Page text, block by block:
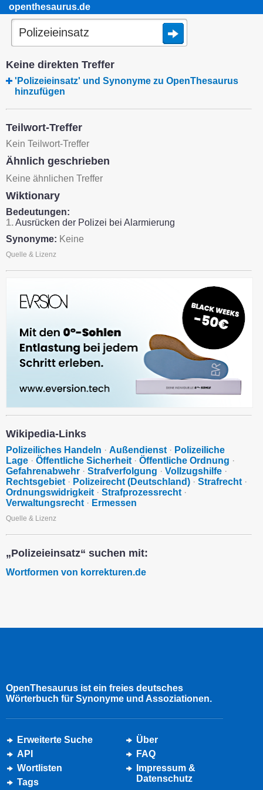
openthesaurus.de
Keine direkten Treffer
'Polizeieinsatz' und Synonyme zu OpenThesaurus
hinzufügen
Teilwort-Treffer
Kein Teilwort-Treffer
Ähnlich geschrieben
Keine ähnlichen Treffer
Wiktionary
Bedeutungen:
1.Ausrücken der Polizei bei Alarmierung
Synonyme: Keine
Quelle & Lizenz
Wikipedia-Links
Polizeiliches Handeln · Außendienst · Polizeiliche
Lage · Öffentliche Sicherheit · Öffentliche Ordnung ·
Gefahrenabwehr · Strafverfolgung · Vollzugshilfe ·
Rechtsgebiet · Polizeirecht (Deutschland) · Strafrecht ·
Ordnungswidrigkeit · Strafprozessrecht ·
Verwaltungsrecht · Ermessen
Quelle & Lizenz
„Polizeieinsatz“ suchen mit:
Wortformen von korrekturen.de
OpenThesaurus ist ein freies deutsches
Wörterbuch für Synonyme und Assoziationen.
Erweiterte Suche
API
Wortlisten
Tags
Über
FAQ
Impressum &
Datenschutz